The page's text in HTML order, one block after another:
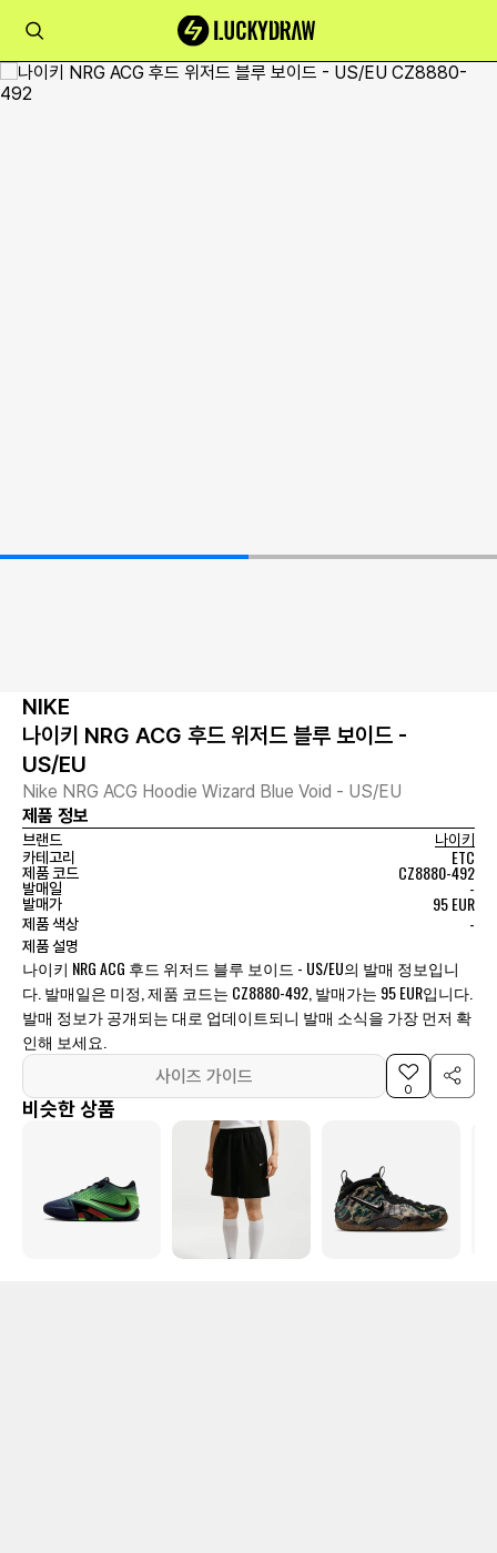
NIKE
나이키 NRG ACG 후드 위저드 블루 보이드 -
US/EU
Nike NRG ACG Hoodie Wizard Blue Void - US/EU
제품 정보
브랜드
나이키
카테고리
ETC
제품 코드 CZ8880-492
발매일 -
발매가 95 EUR
제품 색상 -
제품 설명
나이키 NRG ACG 후드 위저드 블루 보이드 - US/EU의 발매 정보입니
다. 발매일은 미정, 제품 코드는 CZ8880-492, 발매가는 95 EUR입니다.
발매 정보가 공개되는 대로 업데이트되니 발매 소식을 가장 먼저 확
인해 보세요.
사이즈 가이드
0
비슷한 상품